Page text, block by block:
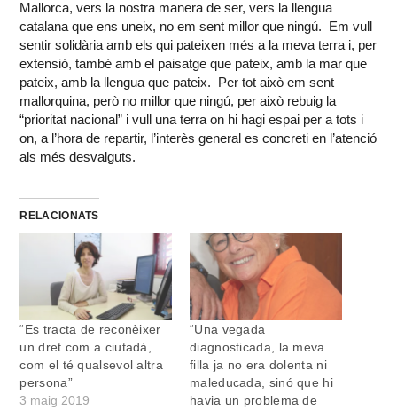
Mallorca, vers la nostra manera de ser, vers la llengua
catalana que ens uneix, no em sent millor que ningú. Em vull
sentir solidària amb els qui pateixen més a la meva terra i, per
extensió, també amb el paisatge que pateix, amb la mar que
pateix, amb la llengua que pateix. Per tot això em sent
mallorquina, però no millor que ningú, per això rebuig la
“prioritat nacional” i vull una terra on hi hagi espai per a tots i
on, a l’hora de repartir, l’interès general es concreti en l’atenció
als més desvalguts.
RELACIONATS
“Es tracta de reconèixer
un dret com a ciutadà,
com el té qualsevol altra
persona”
3 maig 2019
“Una vegada
diagnosticada, la meva
filla ja no era dolenta ni
maleducada, sinó que hi
havia un problema de